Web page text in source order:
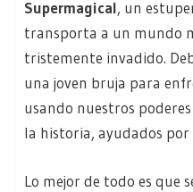
Supermagical, un
transporta a un mundo
tristemente invadido.
una joven bruja para
usando nuestros
la historia, ayudados
Lo mejor de todo es que